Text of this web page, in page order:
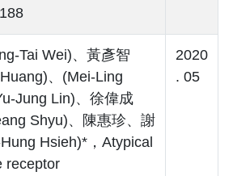
Tai Wei)、黃彥智
、(Mei-Ling
Jung Lin)、徐偉成
Shyu)、陳惠珍、謝
Hsieh)*，Atypical
receptor
2020
. 05